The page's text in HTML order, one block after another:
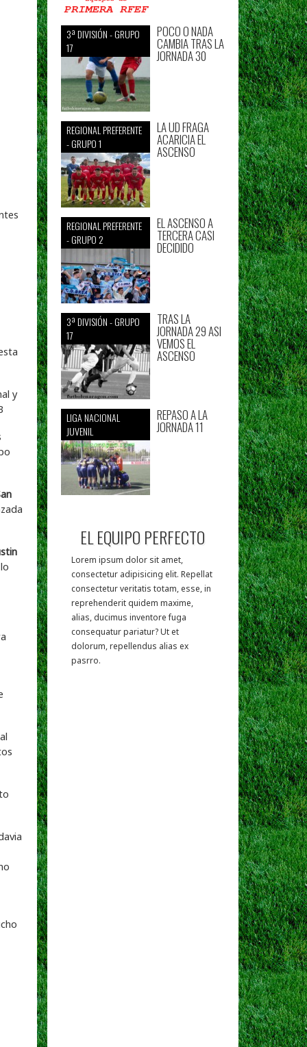
y
3ª DIVISIÓN - GRUPO
17
POCO O NADA
CAMBIA TRAS LA
JORNADA 30
REGIONAL PREFERENTE
- GRUPO 1
LA UD FRAGA
ACARICIA EL
ASCENSO
REGIONAL PREFERENTE
- GRUPO 2
EL ASCENSO A
TERCERA CASI
DECIDIDO
3ª DIVISIÓN - GRUPO
17
TRAS LA
JORNADA 29 ASI
VEMOS EL
ASCENSO
LIGA NACIONAL
JUVENIL
REPASO A LA
JORNADA 11
EL EQUIPO PERFECTO
Lorem ipsum dolor sit amet,
consectetur adipisicing elit. Repellat
consectetur veritatis totam, esse, in
reprehenderit quidem maxime,
alias, ducimus inventore fuga
consequatur pariatur? Ut et
dolorum, repellendus alias ex
pasrro.